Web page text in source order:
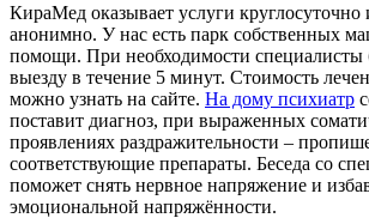
КираМед оказывает услуги круглосуточно
анонимно. У нас есть парк собственных
помощи. При необходимости специалисты
выезду в течение 5 минут. Стоимость
можно узнать на сайте. На дому психиатр
поставит диагноз, при выраженных
проявлениях раздражительности –
соответствующие препараты. Беседа со
поможет снять нервное напряжение и
эмоциональной напряжённости.